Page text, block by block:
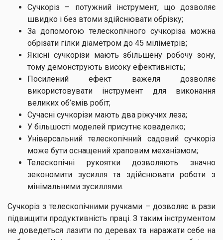
Сучкоріз – потужний інструмент, що дозволяє
швидко і без втоми здійснювати обрізку;
За допомогою телескопічного сучкоріза можна
обрізати гілки діаметром до 45 міліметрів;
Якісні сучкорізи мають збільшену робочу зону,
тому демонструють високу ефективність;
Посилений ефект важеля дозволяє
використовувати інструмент для виконання
великих об’ємів робіт;
Сучасні сучкорізи мають два ріжучих леза;
У більшості моделей присутнє коваделко;
Універсальний телескопічний садовий сучкоріз
може бути оснащений храповим механізмом;
Телескопічні рукоятки дозволяють значно
зекономити зусилля та здійснювати роботи з
мінімальними зусиллями.
Сучкоріз з телескопічними ручками – дозволяє в рази
підвищити продуктивність праці. З таким інструментом
не доведеться лазити по деревах та наражати себе на